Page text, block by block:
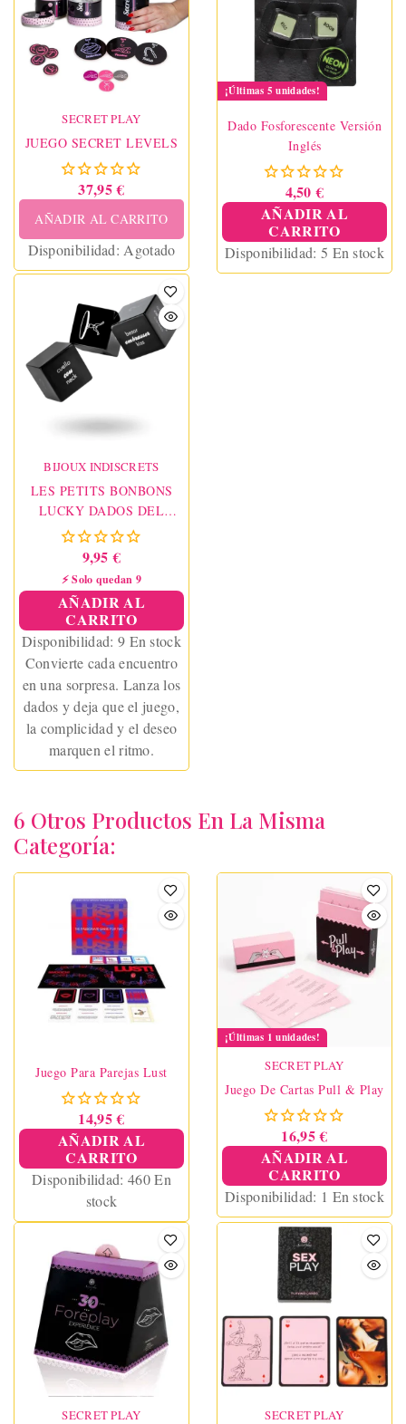
SECRET PLAY
JUEGO SECRET LEVELS
37,95 €
AÑADIR AL CARRITO
Disponibilidad: Agotado
¡Últimas 5 unidades!
Dado Fosforescente Versión
Inglés
4,50 €
AÑADIR AL
CARRITO
Disponibilidad: 5 En stock
BIJOUX INDISCRETS
LES PETITS BONBONS
LUCKY DADOS DEL
AMOR ES/EN/FR
9,95 €
⚡ Solo quedan 9
AÑADIR AL
CARRITO
Disponibilidad: 9 En stock
Convierte cada encuentro
en una sorpresa. Lanza los
dados y deja que el juego,
la complicidad y el deseo
marquen el ritmo.
6 Otros Productos En La Misma
Categoría:
Juego Para Parejas Lust
14,95 €
AÑADIR AL
CARRITO
Disponibilidad: 460 En
stock
¡Últimas 1 unidades!
SECRET PLAY
Juego De Cartas Pull & Play
16,95 €
AÑADIR AL
CARRITO
Disponibilidad: 1 En stock
SECRET PLAY SECRET PLAY